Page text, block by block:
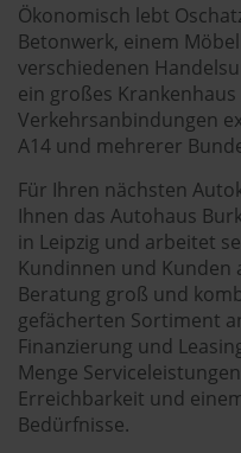
Ökonomisch lebt
Betonwerk, einem
verschiedenen
ein großes
Verkehrsanbindungen
A14 und mehrerer
Für Ihren nächsten
Ihnen das Autohaus
in Leipzig und arbeitet
Kundinnen und Kunden
Beratung groß und
gefächerten Sortiment
Finanzierung und
Menge
Erreichbarkeit und
Bedürfnisse.